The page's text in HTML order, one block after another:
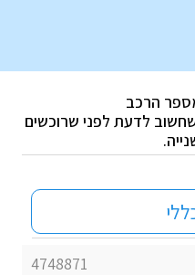
הרכב
לדעת לפני שרוכשים
4748871